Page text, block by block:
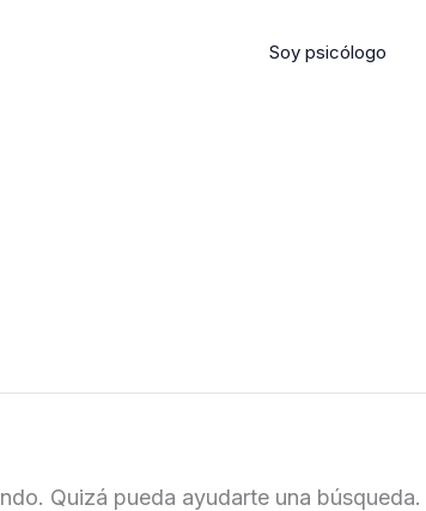
Soy psicólogo
Quizá pueda ayudarte una búsqueda.